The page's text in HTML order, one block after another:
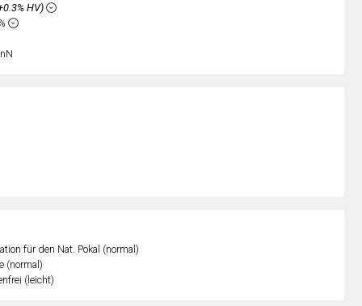
für den Nat. Pokal (normal)
(normal)
(leicht)
HV)